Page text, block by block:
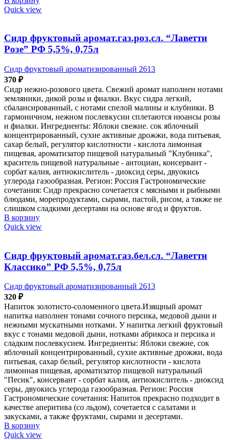
Quick view
Сидр фруктовый аромат.газ.роз.сл. “Лаветти
Розе” РФ 5,5%, 0,75л
Сидр фруктовый ароматизированный 2613
370 ₽
Сидр нежно-розового цвета. Свежий аромат наполнен нотами
земляники, дикой розы и фиалки. Вкус сидра легкий,
сбалансированный, с нотами спелой малины и клубники. В
гармоничном, нежном послевкусии сплетаются нюансы розы
и фиалки. Ингредиенты: Яблоки свежие. сок яблочный
концентрированный, сухие активные дрожжи, вода питьевая,
сахар белый, регулятор кислотности - кислота лимонная
пищевая, ароматизатор пищевой натуральный "Клубника",
краситель пищевой натуральные - антоциан, консервант -
сорбат калия, антиокислитель - диоксид серы, двуокись
углерода газообразная. Регион: Россия Гастрономические
сочетания: Сидр прекрасно сочетается с мясными и рыбными
блюдами, морепродуктами, сырами, пастой, рисом, а также не
слишком сладкими десертами на основе ягод и фруктов.
В корзину
Quick view
Сидр фруктовый аромат.газ.бел.сл. “Лаветти
Классико” РФ 5,5%, 0,75л
Сидр фруктовый ароматизированный 2613
320 ₽
Напиток золотисто-соломенного цвета.Изящный аромат
напитка наполнен тонами сочного персика, медовой дыни и
нежными мускатными нотками. У напитка легкий фруктовый
вкус с тонами медовой дыни, нотками абрикоса и персика и
сладким послевкусием. Ингредиенты: Яблоки свежие, сок
яблочный концентрированный, сухие активные дрожжи, вода
питьевая, сахар белый, регулятор кислотности - кислота
лимонная пищевая, ароматизатор пищевой натуральный
"Песик", консервант - сорбат калия, антиокислитель - диоксид
серы, двуокись углерода газообразная. Регион: Россия
Гастрономические сочетания: Напиток прекрасно подходит в
качестве аперитива (со льдом), сочетается с салатами и
закусками, а также фруктами, сырами и десертами.
В корзину
Quick view